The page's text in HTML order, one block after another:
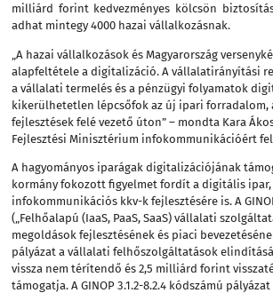
milliárd forint kedvezményes kölcsön
adhat mintegy 4000 hazai vállalkozásnak.
„A hazai vállalkozások és Magyarország
alapfeltétele a digitalizáció. A vállalatirányítási
a vállalati termelés és a pénzügyi folyamatok
kikerülhetetlen lépcsőfok az új ipari forradalom,
fejlesztések felé vezető úton” – mondta Kara
Fejlesztési Minisztérium infokommunikációért
A hagyományos iparágak digitalizációjának
kormány fokozott figyelmet fordít a digitális ipar,
infokommunikációs kkv-k fejlesztésére is. A
(„Felhőalapú (IaaS, PaaS, SaaS) vállalati
megoldások fejlesztésének és piaci
pályázat a vállalati felhőszolgáltatások
vissza nem térítendő és 2,5 milliárd forint
támogatja. A GINOP 3.1.2-8.2.4 kódszámú pályázat